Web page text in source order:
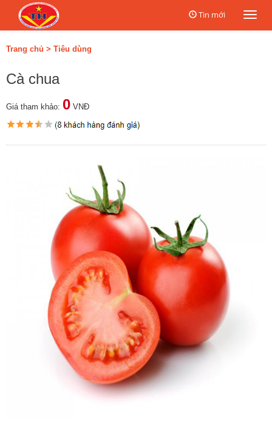
Tin mới
Trang chủ > Tiêu dùng
Cà chua
Giá tham khảo: 0 VNĐ